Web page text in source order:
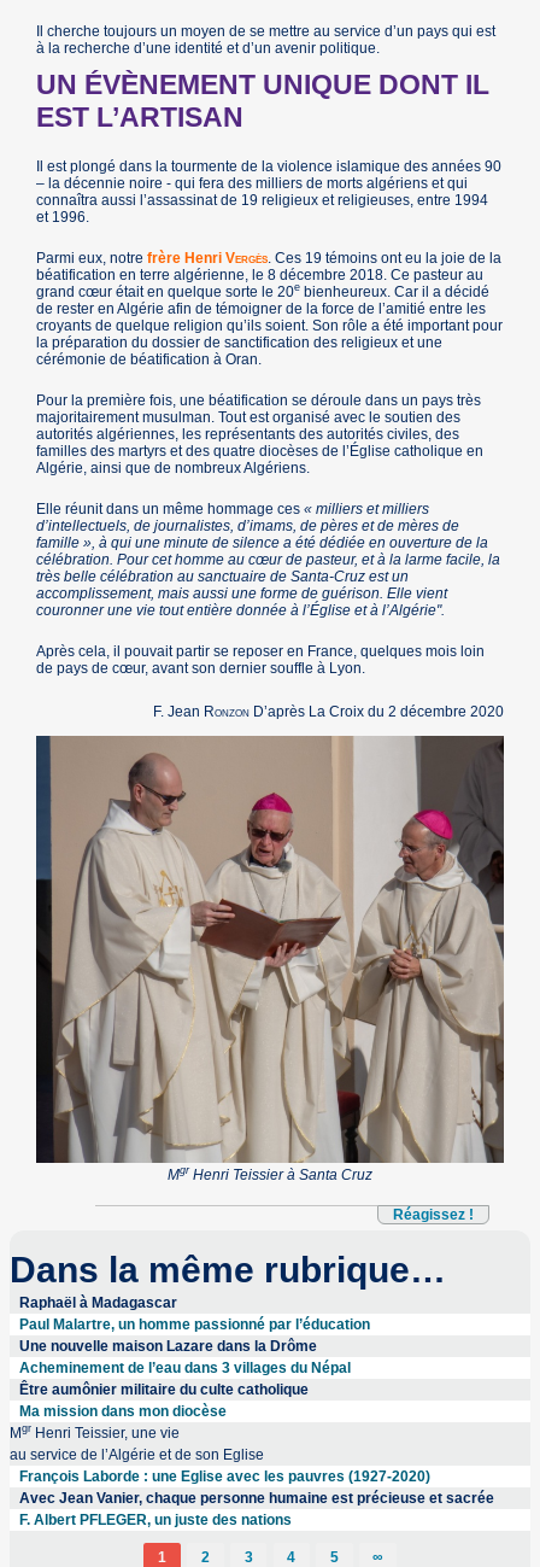
Il cherche toujours un moyen de se mettre au service d’un pays qui est
à la recherche d’une identité et d’un avenir politique.
UN ÉVÈNEMENT UNIQUE DONT IL
EST L’ARTISAN
Il est plongé dans la tourmente de la violence islamique des années 90
– la décennie noire - qui fera des milliers de morts algériens et qui
connaîtra aussi l’assassinat de 19 religieux et religieuses, entre 1994
et 1996.
Parmi eux, notrefrère HenriVergès . Ces 19 témoins ont eu la joie de la
béatification en terre algérienne, le 8 décembre 2018. Ce pasteur au
grand cœur était en quelque sorte le 20e bienheureux. Car il a décidé
de rester en Algérie afin de témoigner de la force de l’amitié entre les
croyants de quelque religion qu’ils soient. Son rôle a été important pour
la préparation du dossier de sanctification des religieux et une
cérémonie de béatification à Oran.
Pour la première fois, une béatification se déroule dans un pays très
majoritairement musulman. Tout est organisé avec le soutien des
autorités algériennes, les représentants des autorités civiles, des
familles des martyrs et des quatre diocèses de l’Église catholique en
Algérie, ainsi que de nombreux Algériens.
Elle réunit dans un même hommage ces« milliers et milliers
d’intellectuels, de journalistes, d’imams, de pères et de mères de
famille », à qui une minute de silence a été dédiée en ouverture de la
célébration. Pour cet homme au cœur de pasteur, et à la larme facile, la
très belle célébration au sanctuaire de Santa-Cruz est un
accomplissement, mais aussi une forme de guérison. Elle vient
couronner une vie tout entière donnée à l’Église et à l’Algérie".
Après cela, il pouvait partir se reposer en France, quelques mois loin
de pays de cœur, avant son dernier souffle à Lyon.
F. Jean RonzonD’après La Croix du 2 décembre 2020
MgrHenri Teissier à Santa Cruz
Réagissez !
Dans la même rubrique…
Raphaël à Madagascar
Paul Malartre, un homme passionné par l’éducation
Une nouvelle maison Lazare dans la Drôme
Acheminement de l’eau dans 3 villages du Népal
Être aumônier militaire du culte catholique
Ma mission dans mon diocèse
MgrHenri Teissier, une vie
au service de l’Algérie et de son Eglise
François Laborde : une Eglise avec les pauvres (1927-2020)
Avec Jean Vanier, chaque personne humaine est précieuse et sacrée
F. Albert PFLEGER, un juste des nations
1 2 3 4 5 ∞